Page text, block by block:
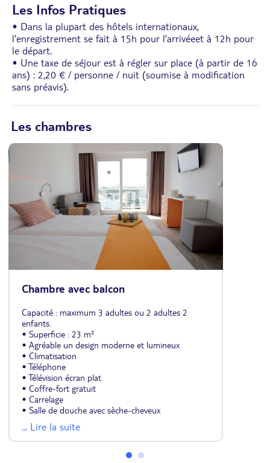
Les Infos Pratiques
• Dans la plupart des hôtels internationaux,
l’enregistrement se fait à 15h pour l’arrivéeet à 12h pour
le départ.
• Une taxe de séjour est à régler sur place (à partir de 16
ans) : 2,20 € / personne / nuit (soumise à modification
sans préavis).
Les chambres
Chambre avec balcon
Capacité : maximum 3 adultes ou 2 adultes 2
enfants.
• Superficie : 23 m²
• Agréable un design moderne et lumineux
• Climatisation
• Téléphone
• Télévision écran plat
• Coffre-fort gratuit
• Carrelage
• Salle de douche avec sèche-cheveux
• Balcon
• Chambre agrémentée d'un canapé-lit 2 places
... Lire la suite